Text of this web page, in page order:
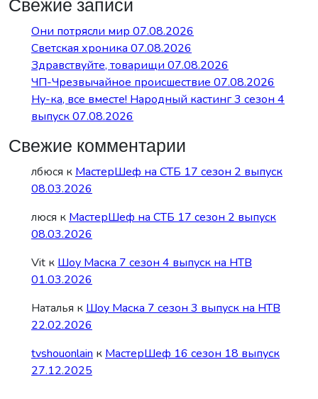
Свежие записи
Они потрясли мир 07.08.2026
Светская хроника 07.08.2026
Здравствуйте, товарищи 07.08.2026
ЧП-Чрезвычайное происшествие 07.08.2026
Ну-ка, все вместе! Народный кастинг 3 сезон 4
выпуск 07.08.2026
Свежие комментарии
лбюся к МастерШеф на СТБ 17 сезон 2 выпуск
08.03.2026
люся к МастерШеф на СТБ 17 сезон 2 выпуск
08.03.2026
Vit к Шоу Маска 7 сезон 4 выпуск на НТВ
01.03.2026
Наталья к Шоу Маска 7 сезон 3 выпуск на НТВ
22.02.2026
tvshouonlain к МастерШеф 16 сезон 18 выпуск
27.12.2025